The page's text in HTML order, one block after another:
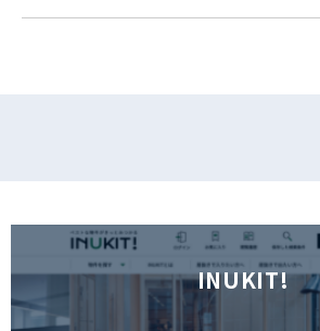
INUKIT!